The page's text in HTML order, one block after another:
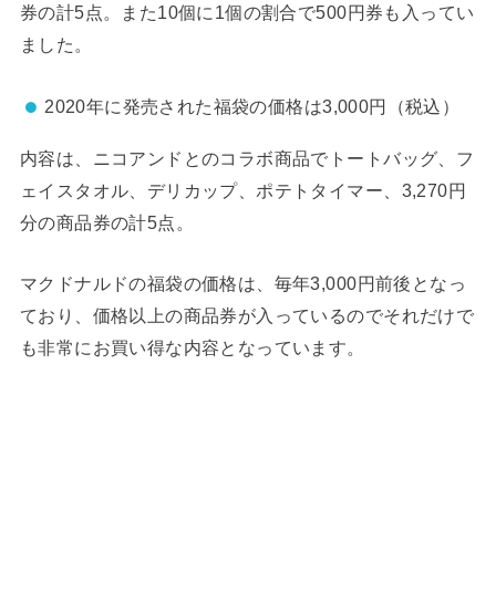
券の計5点。また10個に1個の割合で500円券も入ってい
ました。
2020年に発売された福袋の価格は3,000円（税込）
内容は、ニコアンドとのコラボ商品でトートバッグ、フ
ェイスタオル、デリカップ、ポテトタイマー、3,270円
分の商品券の計5点。
マクドナルドの福袋の価格は、毎年3,000円前後となっ
ており、価格以上の商品券が入っているのでそれだけで
も非常にお買い得な内容となっています。